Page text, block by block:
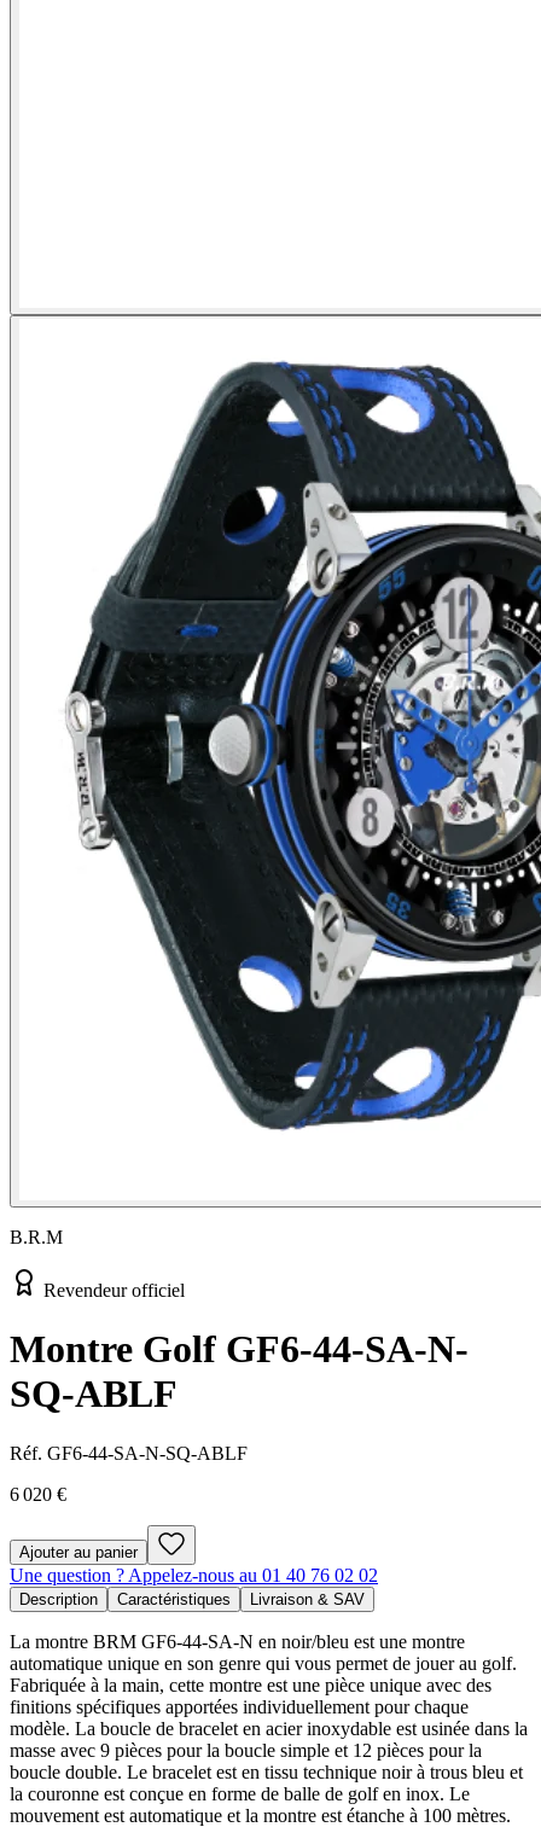
B.R.M
Revendeur officiel
Montre Golf GF6-44-SA-N-
SQ-ABLF
Réf. GF6-44-SA-N-SQ-ABLF
6 020 €
Ajouter au panier
Une question ? Appelez-nous au 01 40 76 02 02
Description Caractéristiques Livraison & SAV
La montre BRM GF6-44-SA-N en noir/bleu est une montre
automatique unique en son genre qui vous permet de jouer au golf.
Fabriquée à la main, cette montre est une pièce unique avec des
finitions spécifiques apportées individuellement pour chaque
modèle. La boucle de bracelet en acier inoxydable est usinée dans la
masse avec 9 pièces pour la boucle simple et 12 pièces pour la
boucle double. Le bracelet est en tissu technique noir à trous bleu et
la couronne est conçue en forme de balle de golf en inox. Le
mouvement est automatique et la montre est étanche à 100 mètres.